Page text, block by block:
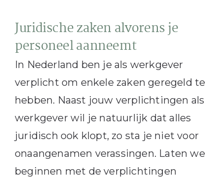
Juridische zaken alvorens je
personeel aanneemt
In Nederland ben je als werkgever
verplicht om enkele zaken geregeld te
hebben. Naast jouw verplichtingen als
werkgever wil je natuurlijk dat alles
juridisch ook klopt, zo sta je niet voor
onaangenamen verassingen. Laten we
beginnen met de verplichtingen